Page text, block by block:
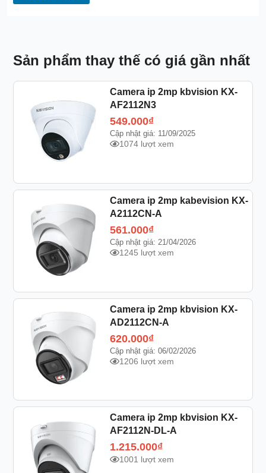
Sản phẩm thay thế có giá gần nhất
Camera ip 2mp kbvision KX-
AF2112N3
549.000₫
Cập nhật giá: 11/09/2025
1074 lượt xem
Camera ip 2mp kabevision KX-
A2112CN-A
561.000₫
Cập nhật giá: 21/04/2026
1245 lượt xem
Camera ip 2mp kbvision KX-
AD2112CN-A
620.000₫
Cập nhật giá: 06/02/2026
1206 lượt xem
Camera ip 2mp kbvision KX-
AF2112N-DL-A
1.215.000₫
1001 lượt xem